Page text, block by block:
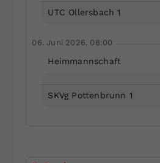
UTC Ollersbach 1
06. Juni 2026, 08:00
Heimmannschaft
SKVg Pottenbrunn 1